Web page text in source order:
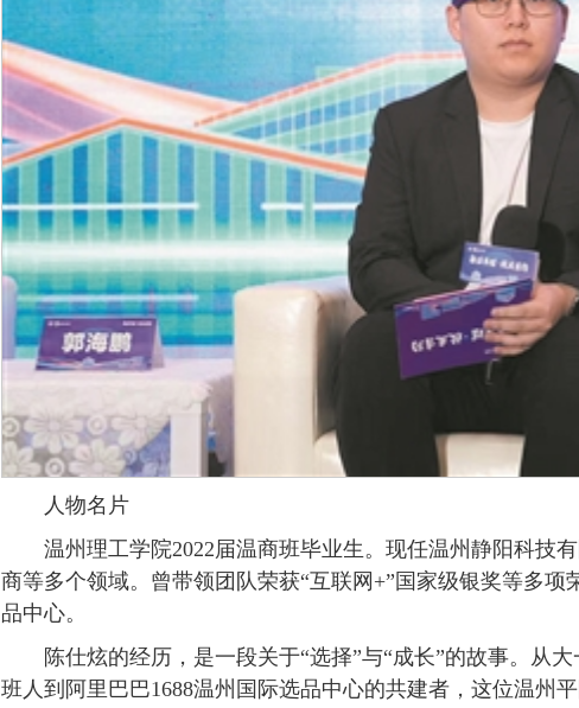
人物名片
温州理工学院2022届温商班毕业生。现任温州静阳科技
商等多个领域。曾带领团队荣获“互联网+”国家级银奖等多
品中心。
陈仕炫的经历，是一段关于“选择”与“成长”的故事。从
班人到阿里巴巴1688温州国际选品中心的共建者，这位温州